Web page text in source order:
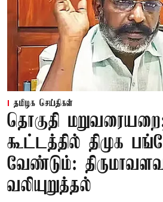
தமிழக செய்திகள்
தொகுதி
கூட்டத்தில் திமுக
வேண்டும்:
வலியுறுத்தல்